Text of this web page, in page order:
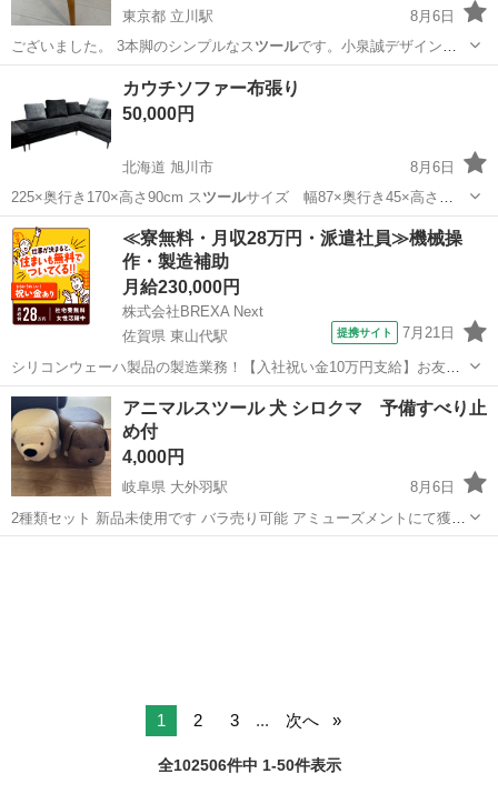
東京都 立川駅
8月6日
ございました。 3本脚のシンプルなス ツールです。小泉誠デザイン。
ナラ材の質感を…
立川駅 状態
カウチソファー布張り
50,000円
北海道 旭川市
8月6日
225×奥行き170×高さ90cm ス ツールサイズ 幅87×奥行き45×高さ
40c…
北海道 旭川市 ソファ
≪寮無料・月収28万円・派遣社員≫機械操
作・製造補助
月給230,000円
株式会社BREXA Next
佐賀県 東山代駅
提携サイト 7月21日
シリコンウェーハ製品の製造業務！【入社祝い金10万円支給】お友達
やカップルとの応募OK◎年間休日129日＆休出なしでプライベート充
実♪業務はクリーンルームで快適作業◎自社正社員登用制度あり★1食
300円～の格安食堂あり！《佐...
佐賀 伊万里市 その他
アニマルスツール 犬 シロクマ 予備すべり止
め付
4,000円
岐阜県 大外羽駅
8月6日
2種類セット 新品未使用です バラ売り可能 アミューズメントにて獲得
しました。 アミューズメント景品にご理解ある方のみご購入お願いい
1 2 3 ... 次へ
全102506件中 1-50件表示